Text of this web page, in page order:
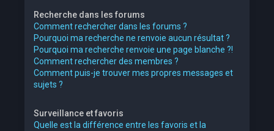
Recherche dans les forums
Comment rechercher dans les forums ?
Pourquoi ma recherche ne renvoie aucun résultat ?
Pourquoi ma recherche renvoie une page blanche ?!
Comment rechercher des membres ?
Comment puis-je trouver mes propres messages et
sujets ?
Surveillance et favoris
Quelle est la différence entre les favoris et la